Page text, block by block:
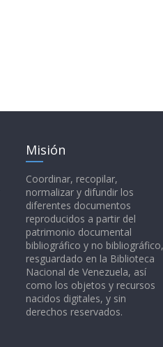
Misión
Coordinar, recopilar,
normalizar y difundir los
diferentes documentos
reproducidos a partir del
patrimonio documental
bibliográfico y no bibliográfico,
resguardado en la Biblioteca
Nacional de Venezuela, así
como los objetos y recursos
nacidos digitales, y sin
derechos reservados.